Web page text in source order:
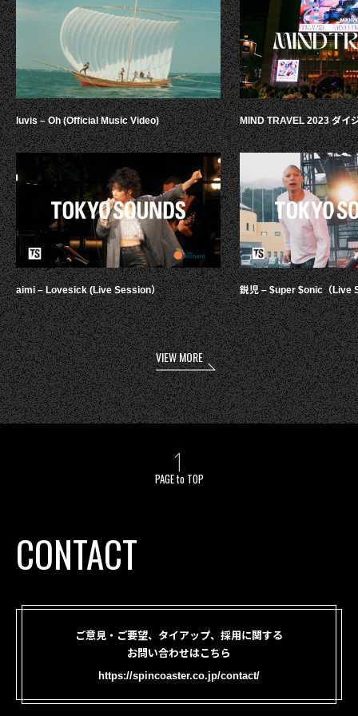
luvis – Oh (Official Music Video)
aimi – Lovesick (Live Session）
MIND TRAVEL 2023 ダイ
鋭児 – $uper $onic（Live
VIEW MORE
PAGE to TOP
CONTACT
ご意見・ご要望、タイアップ、採用に関する
お問い合わせはこちら
https://spincoaster.co.jp/contact/